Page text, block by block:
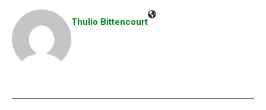
Thulio Bittencourt